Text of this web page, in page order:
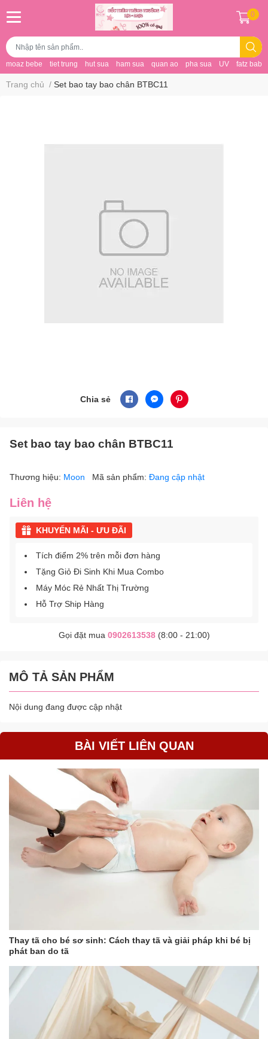
moaz bebe tiet trung hut sua ham sua quan ao pha sua UV fatz baby
0
Trang chủ / Set bao tay bao chân BTBC11
Chia sẻ
Set bao tay bao chân BTBC11
Thương hiệu: Moon Mã sản phẩm: Đang cập nhật
Liên hệ
KHUYẾN MÃI - ƯU ĐÃI
Tích điểm 2% trên mỗi đơn hàng
Tặng Giỏ Đi Sinh Khi Mua Combo
Máy Móc Rẻ Nhất Thị Trường
Hỗ Trợ Ship Hàng
Gọi đặt mua 0902613538(8:00 - 21:00)
MÔ TẢ SẢN PHẨM
Nội dung đang được cập nhật
BÀI VIẾT LIÊN QUAN
Thay tã cho bé sơ sinh: Cách thay tã và giải pháp khi bé bị
phát ban do tã